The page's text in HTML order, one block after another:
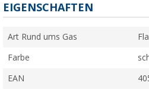
EIGENSCHAFTEN
Art Rund ums Gas
Farbe
EAN